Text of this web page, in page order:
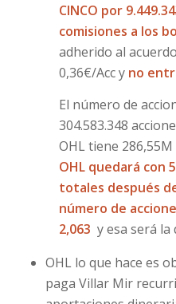
CINCO por
comisiones a los
adherido al
0,36€/Acc y no
El número de
304.583.348
OHL tiene
OHL quedará con
totales después
número de
2,063 y esa será la
OHL lo que hace es
paga Villar Mir